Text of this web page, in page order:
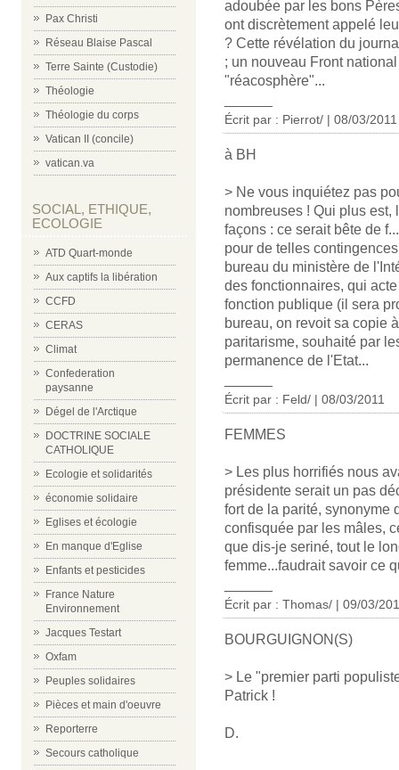
Pax Christi
Réseau Blaise Pascal
Terre Sainte (Custodie)
Théologie
Théologie du corps
Vatican II (concile)
vatican.va
SOCIAL, ETHIQUE,
ECOLOGIE
ATD Quart-monde
Aux captifs la libération
CCFD
CERAS
Climat
Confederation
paysanne
Dégel de l'Arctique
DOCTRINE SOCIALE
CATHOLIQUE
Ecologie et solidarités
économie solidaire
Eglises et écologie
En manque d'Eglise
Enfants et pesticides
France Nature
Environnement
Jacques Testart
Oxfam
Peuples solidaires
Pièces et main d'oeuvre
Reporterre
Secours catholique
adoubée par les bons
ont discrètement appelé
? Cette révélation du
; un nouveau Front
"réacosphère"...
Écrit par : Pierrot/ | 08/03/2011
à BH
> Ne vous inquiétez pas
nombreuses ! Qui plus
façons : ce serait bête de
pour de telles
bureau du ministère de
des fonctionnaires, qui
fonction publique (il sera
bureau, on revoit sa copie
paritarisme, souhaité par
permanence de l'Etat...
Écrit par : Feld/ | 08/03/2011
FEMMES
> Les plus horrifiés nous
présidente serait un pas
fort de la parité, synonyme
confisquée par les mâles,
que dis-je seriné, tout le
femme...faudrait savoir ce
Écrit par : Thomas/ | 09/03/
BOURGUIGNON(S)
> Le "premier parti
Patrick !
D.